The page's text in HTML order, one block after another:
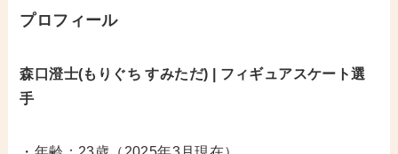
プロフィール
森口澄士(もりぐち すみただ) | フィギュアスケート選
手